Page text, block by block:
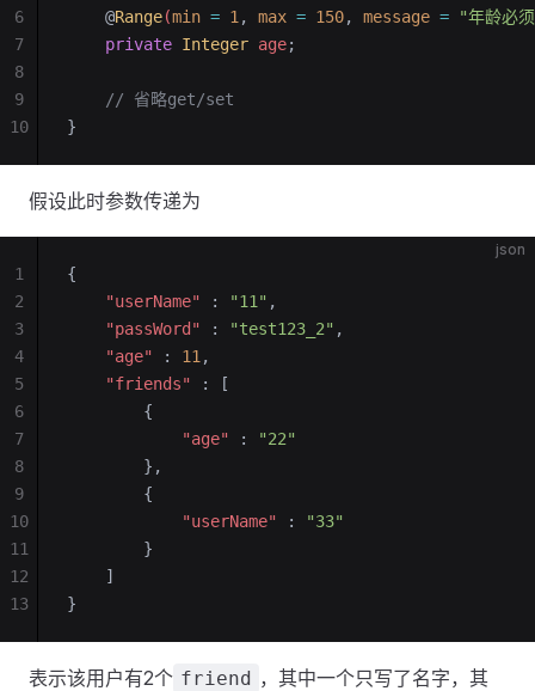
    @
Range(min = 1 , max = 150, message = "年龄必
    private
Integer age;
    // 省略get/set
}
6
7
8
9
10
假设此时参数传递为
json
{
    "userName"
: "11" ,
    "passWord"
: "test123_2" ,
    "age"
: 11 ,
    "friends"
: [
        {
            "age"
:
"22"
        },
        {
            "userName"
:
"33"
        }
    ]
}
1
2
3
4
5
6
7
8
9
10
11
12
13
表示该用户有2个 friend ，其中一个只写了名字，其